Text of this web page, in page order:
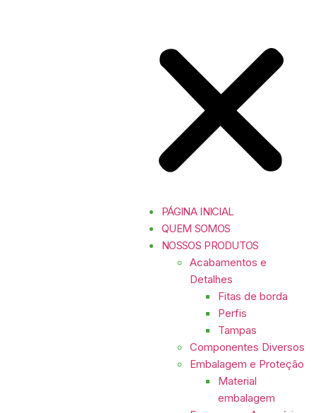
PÁGINA INICIAL
QUEM SOMOS
NOSSOS PRODUTOS
Acabamentos e
Detalhes
Fitas de borda
Perfis
Tampas
Componentes Diversos
Embalagem e Proteção
Material
embalagem